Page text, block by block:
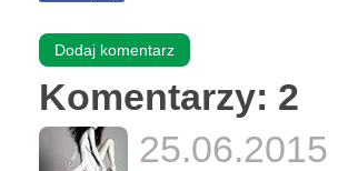
Dodaj komentarz
Komentarzy: 2
25.06.2015